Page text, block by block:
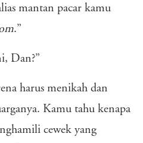
mantan pacar kamu
.”
Dan?”
harus menikah dan
Kamu tahu kenapa
cewek yang